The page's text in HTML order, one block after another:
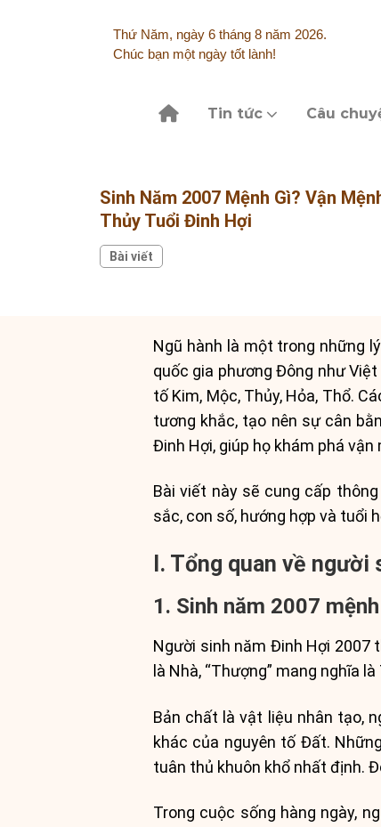
Thứ Năm, ngày 6 tháng 8 năm 2026.
Chúc bạn một ngày tốt lành!
Tin tức Câu
Sinh Năm 2007 Mệnh Gì? Vận
Thủy Tuổi Đinh Hợi
Bài viết
Ngũ hành là một trong những
quốc gia phương Đông như
tố Kim, Mộc, Thủy, Hỏa, Thổ.
tương khắc, tạo nên sự cân
Đinh Hợi, giúp họ khám phá
Bài viết này sẽ cung cấp
sắc, con số, hướng hợp và tuổi
I. Tổng quan về
1. Sinh năm 2007
Người sinh năm Đinh Hợi 2007
là Nhà, “Thượng” mang nghĩa
Bản chất là vật liệu nhân tạo,
khác của nguyên tố Đất.
tuân thủ khuôn khổ nhất định.
Trong cuộc sống hàng ngày,